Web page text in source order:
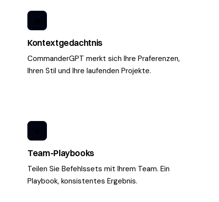
Kontextgedachtnis
CommanderGPT merkt sich Ihre Praferenzen,
Ihren Stil und Ihre laufenden Projekte.
Team-Playbooks
Teilen Sie Befehlssets mit Ihrem Team. Ein
Playbook, konsistentes Ergebnis.